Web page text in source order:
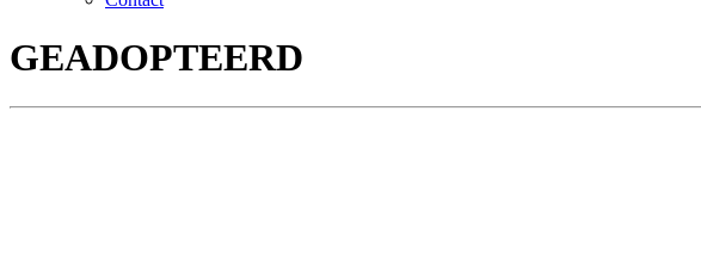
GEADOPTEERD